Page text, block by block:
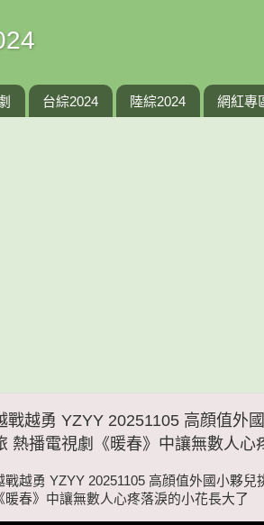
台綜2024 陸綜2024 網紅專
戰越勇 YZYY 20251105 高顔值外
熱播電視劇《暖春》中讓無數人心
戰越勇 YZYY 20251105 高顔值外國小夥
《暖春》中讓無數人心疼落淚的小花長大了